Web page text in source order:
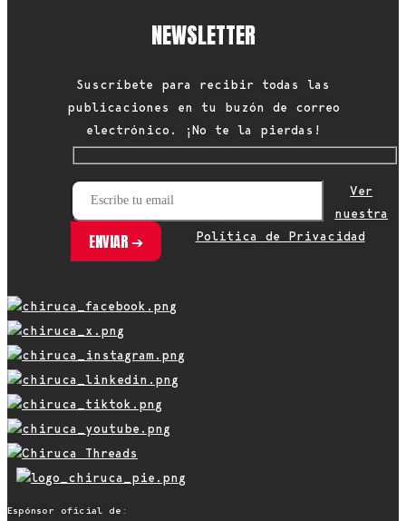
NEWSLETTER
Suscríbete para recibir todas las
publicaciones en tu buzón de correo
electrónico. ¡No te la pierdas!
Ver
nuestra
Política de Privacidad
Espónsor oficial de: